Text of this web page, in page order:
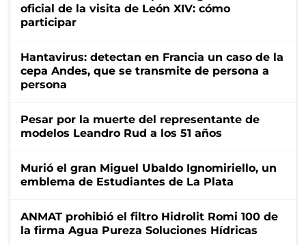
oficial de la visita de León XIV: cómo
participar
Hantavirus: detectan en Francia un caso de la
cepa Andes, que se transmite de persona a
persona
Pesar por la muerte del representante de
modelos Leandro Rud a los 51 años
Murió el gran Miguel Ubaldo Ignomiriello, un
emblema de Estudiantes de La Plata
ANMAT prohibió el filtro Hidrolit Romi 100 de
la firma Agua Pureza Soluciones Hídricas